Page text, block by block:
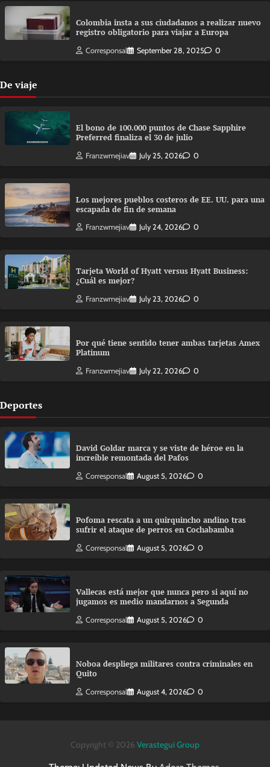
Colombia insta a sus ciudadanos a realizar nuevo
registro obligatorio para viajar a Europa
Corresponsal September 28, 2025 0
De viaje
El bono de 100.000 puntos de Chase Sapphire
Preferred finaliza el 30 de julio
Franzwmejiav July 25, 2026 0
Los mejores pueblos costeros de EE. UU. para una
escapada de fin de semana
Franzwmejiav July 24, 2026 0
Tarjeta World of Hyatt versus Hyatt Business:
¿Cuál es mejor?
Franzwmejiav July 23, 2026 0
Por qué tiene sentido tener ambas tarjetas Amex
Platinum
Franzwmejiav July 22, 2026 0
Deportes
David Goldar marca y se viste de héroe en la
increíble remontada del Pafos
Corresponsal August 5, 2026 0
Pofoma rescata a un quirquincho andino tras
sufrir el ataque de perros en Cochabamba
Corresponsal August 5, 2026 0
Vallecas está mejor que nunca pero si aquí no
jugamos es medio mandarnos a Segunda
Corresponsal August 5, 2026 0
Noboa despliega militares contra criminales en
Quito
Corresponsal August 4, 2026 0
Copyright © 2026 Verastegui Group